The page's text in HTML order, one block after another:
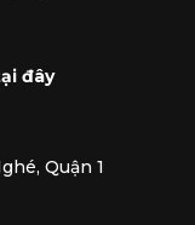
đây
Quận 1